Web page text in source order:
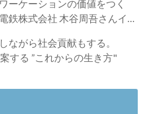
ーケーションの価値をつく
鉄株式会社 木谷周吾さんイン
ながら社会貢献もする。
する ”これからの生き方"